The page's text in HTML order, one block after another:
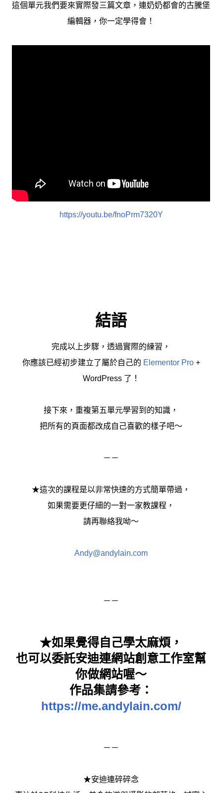
這個單元我們要來實際發三篇文章，連奶奶都會的古騰堡
編輯器，你一定學得會！
https://youtu.be/fnoPrm7320Y
結語
完成以上步驟，透過實際的練習，
你應該已經初步建立了屬於自己的 Elementor Pro+
WordPress 了！
接下來，重複第五單元學習到的知識，
把所有的頁面都改成自己喜歡的樣子吧～
－－
★這次的課程是以非常快速的方式簡單帶過，
如果需要更仔細的一對一家教課程，
請再聯絡我呦～
Andy@andylain.com
－－
★如果覺得自己學太麻煩，
也可以委託安迪連網站創意工作室幫
你做網站喔～
作品集請參考：
https://me.andylain.com/
－－
★安迪連碎碎念